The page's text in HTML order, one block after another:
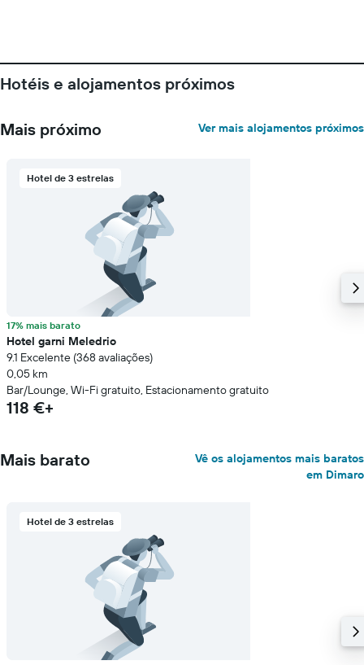
de
um
ordenada
Hotéis e alojamentos próximos
Mais próximo Ver mais alojamentos próximos
Hotel de 3 estrelas
17% mais barato
Hotel garni Meledrio
9.1 Excelente (368 avaliações)
0,05 km
Bar/Lounge, Wi-Fi gratuito, Estacionamento gratuito
118 €+
Mais barato
Vê os alojamentos mais baratos
em Dimaro
Hotel de 3 estrelas